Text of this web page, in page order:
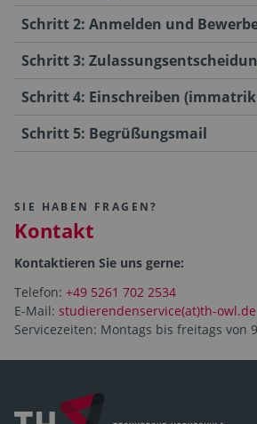
Schritt 2: Anmelden und
Schritt 3:
Schritt 4: Einschreiben
Schritt 5: Begrüßungsmail
SIE HABEN FRAGEN?
Kontakt
Kontaktieren Sie uns gerne:
Telefon: +49 5261 702 2534
E-Mail: studierendenservice(at)th-owl.de
Servicezeiten: Montags bis freitags von